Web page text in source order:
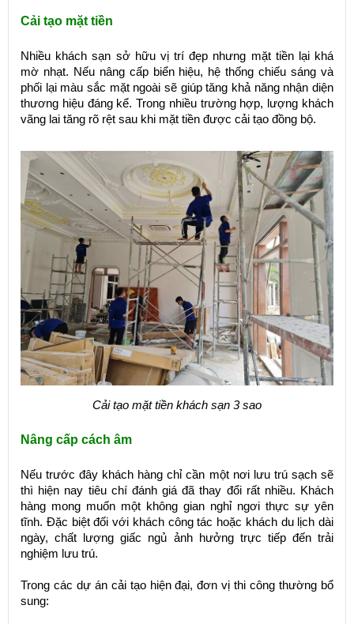
Cải tạo mặt tiền
Nhiều khách sạn sở hữu vị trí đẹp nhưng mặt tiền lại khá
mờ nhạt. Nếu nâng cấp biển hiệu, hệ thống chiếu sáng và
phối lại màu sắc mặt ngoài sẽ giúp tăng khả năng nhận diện
thương hiệu đáng kể. Trong nhiều trường hợp, lượng khách
vãng lai tăng rõ rệt sau khi mặt tiền được cải tạo đồng bộ.
Cải tạo mặt tiền khách sạn 3 sao
Nâng cấp cách âm
Nếu trước đây khách hàng chỉ cần một nơi lưu trú sạch sẽ
thì hiện nay tiêu chí đánh giá đã thay đổi rất nhiều. Khách
hàng mong muốn một không gian nghỉ ngơi thực sự yên
tĩnh. Đặc biệt đối với khách công tác hoặc khách du lịch dài
ngày, chất lượng giấc ngủ ảnh hưởng trực tiếp đến trải
nghiệm lưu trú.
Trong các dự án cải tạo hiện đại, đơn vị thi công thường bổ
sung: